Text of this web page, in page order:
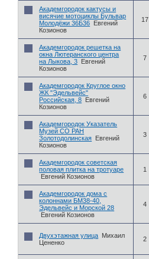
Академгородок кактусы и
висячие мотоциклы Бульвар
Молодёжи 36Б36 Евгений
Козионов
17
Академгородок решетка на
окна Лютеранского центра
на Лыкова, 3 Евгений
Козионов
7
Академгородок Круглое окно
ЖК "Эдельвейс"
Российская, 8 Евгений
Козионов
6
Академгородок Указатель
Музей СО РАН
Золотодолинская Евгений
Козионов
3
Академгородок советская
половая плитка на тротуаре
Евгений Козионов
1
Академгородок дома с
колоннами БМ38-40,
Эдельвейс и Морской 28
Евгений Козионов
4
Двухэтажная улица Михаил
Цененко
2